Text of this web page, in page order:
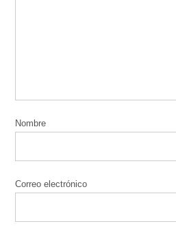
Nombre
Correo electrónico